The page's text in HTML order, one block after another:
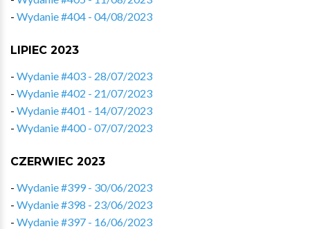
- Wydanie #404 - 04/08/2023
LIPIEC 2023
- Wydanie #403 - 28/07/2023
- Wydanie #402 - 21/07/2023
- Wydanie #401 - 14/07/2023
- Wydanie #400 - 07/07/2023
CZERWIEC 2023
- Wydanie #399 - 30/06/2023
- Wydanie #398 - 23/06/2023
- Wydanie #397 - 16/06/2023